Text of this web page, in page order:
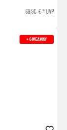
69,90 € *UVP
+ GIVEAWAY